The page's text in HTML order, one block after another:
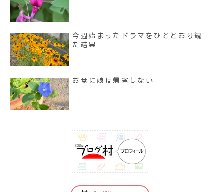
今週始まったドラマをひととおり観
た結果
お盆に娘は帰省しない